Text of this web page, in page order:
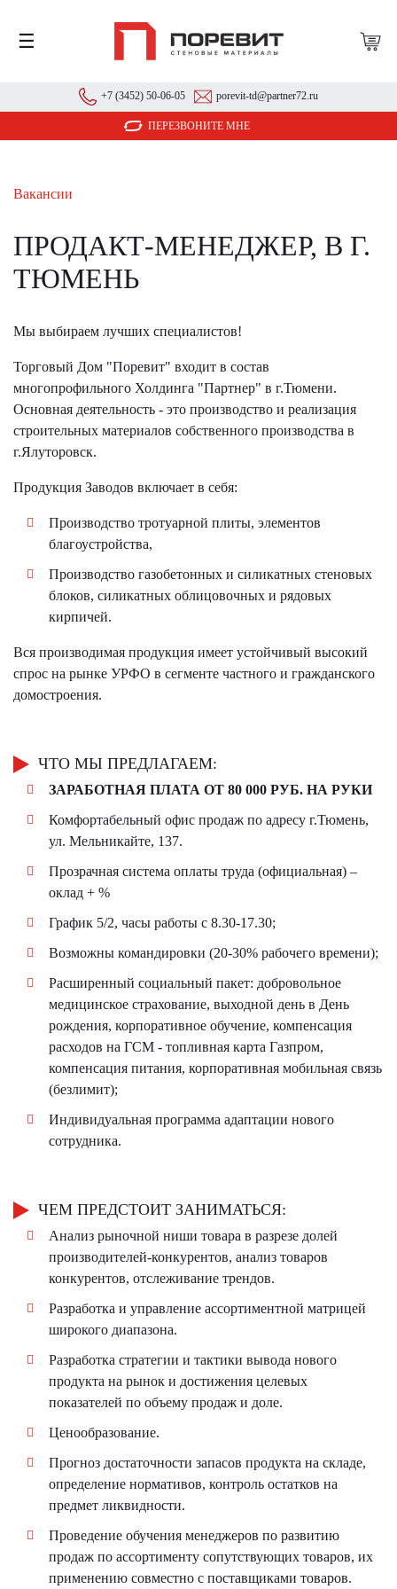
☰
+7 (3452) 50-06-05 porevit-td@partner72.ru
ПЕРЕЗВОНИТЕ МНЕ
Вакансии
ПРОДАКТ-МЕНЕДЖЕР, В Г.
ТЮМЕНЬ
Мы выбираем лучших специалистов!
Торговый Дом "Поревит" входит в состав
многопрофильного Холдинга "Партнер" в г.Тюмени.
Основная деятельность - это производство и реализация
строительных материалов собственного производства в
г.Ялуторовск.
Продукция Заводов включает в себя:
Производство тротуарной плиты, элементов
благоустройства,
Производство газобетонных и силикатных стеновых
блоков, силикатных облицовочных и рядовых
кирпичей.
Вся производимая продукция имеет устойчивый высокий
спрос на рынке УРФО в сегменте частного и гражданского
домостроения.
ЧТО МЫ ПРЕДЛАГАЕМ:
ЗАРАБОТНАЯ ПЛАТА ОТ 80 000 РУБ. НА РУКИ
Комфортабельный офис продаж по адресу г.Тюмень,
ул. Мельникайте, 137.
Прозрачная система оплаты труда (официальная) –
оклад + %
График 5/2, часы работы с 8.30-17.30;
Возможны командировки (20-30% рабочего времени);
Расширенный социальный пакет: добровольное
медицинское страхование, выходной день в День
рождения, корпоративное обучение, компенсация
расходов на ГСМ - топливная карта Газпром,
компенсация питания, корпоративная мобильная связь
(безлимит);
Индивидуальная программа адаптации нового
сотрудника.
ЧЕМ ПРЕДСТОИТ ЗАНИМАТЬСЯ:
Анализ рыночной ниши товара в разрезе долей
производителей-конкурентов, анализ товаров
конкурентов, отслеживание трендов.
Разработка и управление ассортиментной матрицей
широкого диапазона.
Разработка стратегии и тактики вывода нового
продукта на рынок и достижения целевых
показателей по объему продаж и доле.
Ценообразование.
Прогноз достаточности запасов продукта на складе,
определение нормативов, контроль остатков на
предмет ликвидности.
Проведение обучения менеджеров по развитию
продаж по ассортименту сопутствующих товаров, их
применению совместно с поставщиками товаров.